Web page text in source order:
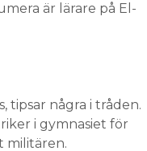
är lärare på El-
tipsar några i tråden.
i gymnasiet för
militären.